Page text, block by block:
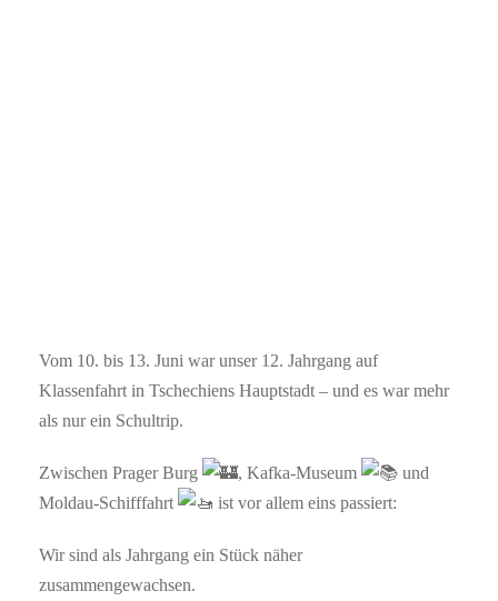
Vom 10. bis 13. Juni war unser 12. Jahrgang auf
Klassenfahrt in Tschechiens Hauptstadt – und es war mehr
als nur ein Schultrip.
Zwischen Prager Burg , Kafka-Museum
und
Moldau-Schifffahrt
ist vor allem eins passiert:
Wir sind als Jahrgang ein Stück näher
zusammengewachsen.